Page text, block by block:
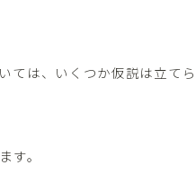
ては、いくつか仮説は立て
す。